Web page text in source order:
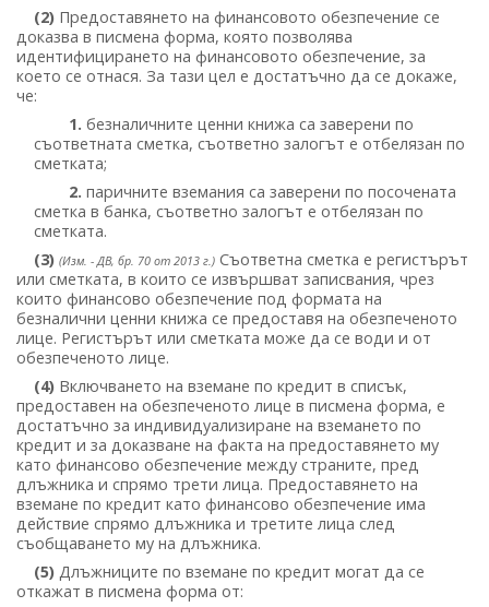
(2) Предоставянето на финансовото обезпечение се
доказва в писмена форма, която позволява
идентифицирането на финансовото обезпечение, за
което се отнася. За тази цел е достатъчно да се докаже,
че:
1. безналичните ценни книжа са заверени по
съответната сметка, съответно залогът е отбелязан по
сметката;
2. паричните вземания са заверени по посочената
сметка в банка, съответно залогът е отбелязан по
сметката.
(3) (Изм. - ДВ, бр. 70 от 2013 г.) Съответна сметка е регистърът
или сметката, в които се извършват записвания, чрез
които финансово обезпечение под формата на
безналични ценни книжа се предоставя на обезпеченото
лице. Регистърът или сметката може да се води и от
обезпеченото лице.
(4) Включването на вземане по кредит в списък,
предоставен на обезпеченото лице в писмена форма, е
достатъчно за индивидуализиране на вземането по
кредит и за доказване на факта на предоставянето му
като финансово обезпечение между страните, пред
длъжника и спрямо трети лица. Предоставянето на
вземане по кредит като финансово обезпечение има
действие спрямо длъжника и третите лица след
съобщаването му на длъжника.
(5) Длъжниците по вземане по кредит могат да се
откажат в писмена форма от: